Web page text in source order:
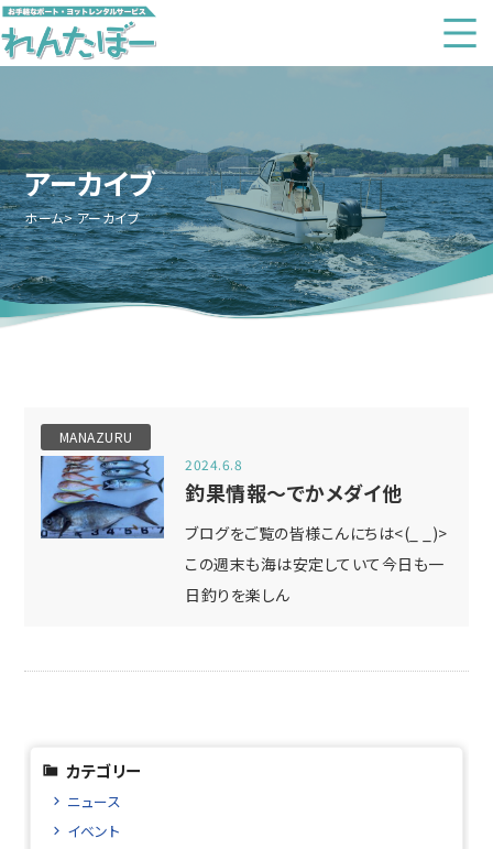
アーカイブ
ホーム アーカイブ
MANAZURU
2024.6.8
釣果情報～でかメダイ他
ブログをご覧の皆様こんにちは<(_ _)>
この週末も海は安定していて今日も一
日釣りを楽しん
カテゴリー
ニュース
イベント